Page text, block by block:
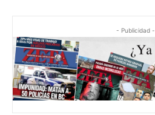
- Publicidad -